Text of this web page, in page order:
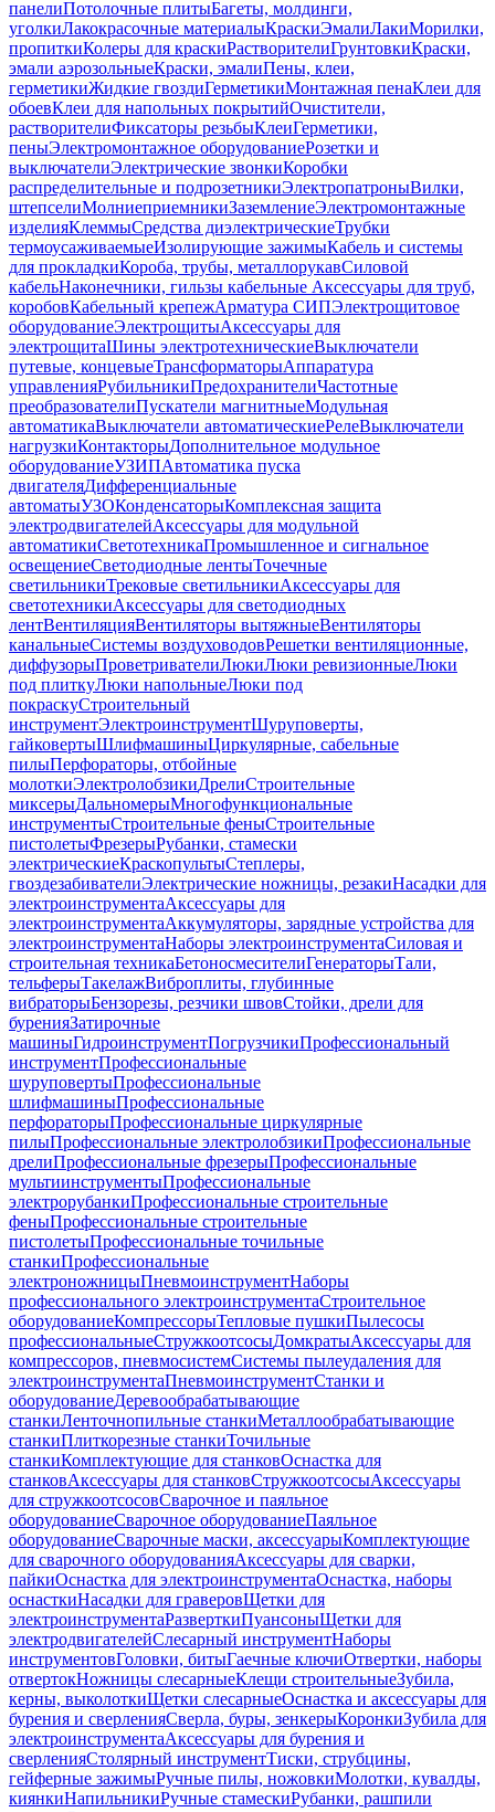
панелиПотолочные плитыБагеты, молдинги,
уголкиЛакокрасочные материалыКраскиЭмалиЛакиМорилки,
пропиткиКолеры для краскиРастворителиГрунтовкиКраски,
эмали аэрозольныеКраски, эмалиПены, клеи,
герметикиЖидкие гвоздиГерметикиМонтажная пенаКлеи для
обоевКлеи для напольных покрытийОчистители,
растворителиФиксаторы резьбыКлеиГерметики,
пеныЭлектромонтажное оборудованиеРозетки и
выключателиЭлектрические звонкиКоробки
распределительные и подрозетникиЭлектропатроныВилки,
штепселиМолниеприемникиЗаземлениеЭлектромонтажные
изделияКлеммыСредства диэлектрическиеТрубки
термоусаживаемыеИзолирующие зажимыКабель и системы
для прокладкиКороба, трубы, металлорукавСиловой
кабельНаконечники, гильзы кабельные Аксессуары для труб,
коробовКабельный крепежАрматура СИПЭлектрощитовое
оборудованиеЭлектрощитыАксессуары для
электрощитаШины электротехническиеВыключатели
путевые, концевыеТрансформаторыАппаратура
управленияРубильникиПредохранителиЧастотные
преобразователиПускатели магнитныеМодульная
автоматикаВыключатели автоматическиеРелеВыключатели
нагрузкиКонтакторыДополнительное модульное
оборудованиеУЗИПАвтоматика пуска
двигателяДифференциальные
автоматыУЗОКонденсаторыКомплексная защита
электродвигателейАксессуары для модульной
автоматикиСветотехникаПромышленное и сигнальное
освещениеСветодиодные лентыТочечные
светильникиТрековые светильникиАксессуары для
светотехникиАксессуары для светодиодных
лентВентиляцияВентиляторы вытяжныеВентиляторы
канальныеСистемы воздуховодовРешетки вентиляционные,
диффузорыПроветривателиЛюкиЛюки ревизионныеЛюки
под плиткуЛюки напольныеЛюки под
покраскуСтроительный
инструментЭлектроинструментШуруповерты,
гайковертыШлифмашиныЦиркулярные, сабельные
пилыПерфораторы, отбойные
молоткиЭлектролобзикиДрелиСтроительные
миксерыДальномерыМногофункциональные
инструментыСтроительные феныСтроительные
пистолетыФрезерыРубанки, стамески
электрическиеКраскопультыСтеплеры,
гвоздезабивателиЭлектрические ножницы, резакиНасадки для
электроинструментаАксессуары для
электроинструментаАккумуляторы, зарядные устройства для
электроинструментаНаборы электроинструментаСиловая и
строительная техникаБетоносмесителиГенераторыТали,
тельферыТакелажВиброплиты, глубинные
вибраторыБензорезы, резчики швовСтойки, дрели для
буренияЗатирочные
машиныГидроинструментПогрузчикиПрофессиональный
инструментПрофессиональные
шуруповертыПрофессиональные
шлифмашиныПрофессиональные
перфораторыПрофессиональные циркулярные
пилыПрофессиональные электролобзикиПрофессиональные
дрелиПрофессиональные фрезерыПрофессиональные
мультиинструментыПрофессиональные
электрорубанкиПрофессиональные строительные
феныПрофессиональные строительные
пистолетыПрофессиональные точильные
станкиПрофессиональные
электроножницыПневмоинструментНаборы
профессионального электроинструментаСтроительное
оборудованиеКомпрессорыТепловые пушкиПылесосы
профессиональныеСтружкоотсосыДомкратыАксессуары для
компрессоров, пневмосистемСистемы пылеудаления для
электроинструментаПневмоинструментСтанки и
оборудованиеДеревообрабатывающие
станкиЛенточнопильные станкиМеталлообрабатывающие
станкиПлиткорезные станкиТочильные
станкиКомплектующие для станковОснастка для
станковАксессуары для станковСтружкоотсосыАксессуары
для стружкоотсосовСварочное и паяльное
оборудованиеСварочное оборудованиеПаяльное
оборудованиеСварочные маски, аксессуарыКомплектующие
для сварочного оборудованияАксессуары для сварки,
пайкиОснастка для электроинструментаОснастка, наборы
оснасткиНасадки для граверовЩетки для
электроинструментаРазверткиПуансоныЩетки для
электродвигателейСлесарный инструментНаборы
инструментовГоловки, битыГаечные ключиОтвертки, наборы
отвертокНожницы слесарныеКлещи строительныеЗубила,
керны, выколоткиЩетки слесарныеОснастка и аксессуары для
бурения и сверленияСверла, буры, зенкерыКоронкиЗубила для
электроинструментаАксессуары для бурения и
сверленияСтолярный инструментТиски, струбцины,
гейферные зажимыРучные пилы, ножовкиМолотки, кувалды,
киянкиНапильникиРучные стамескиРубанки, рашпили